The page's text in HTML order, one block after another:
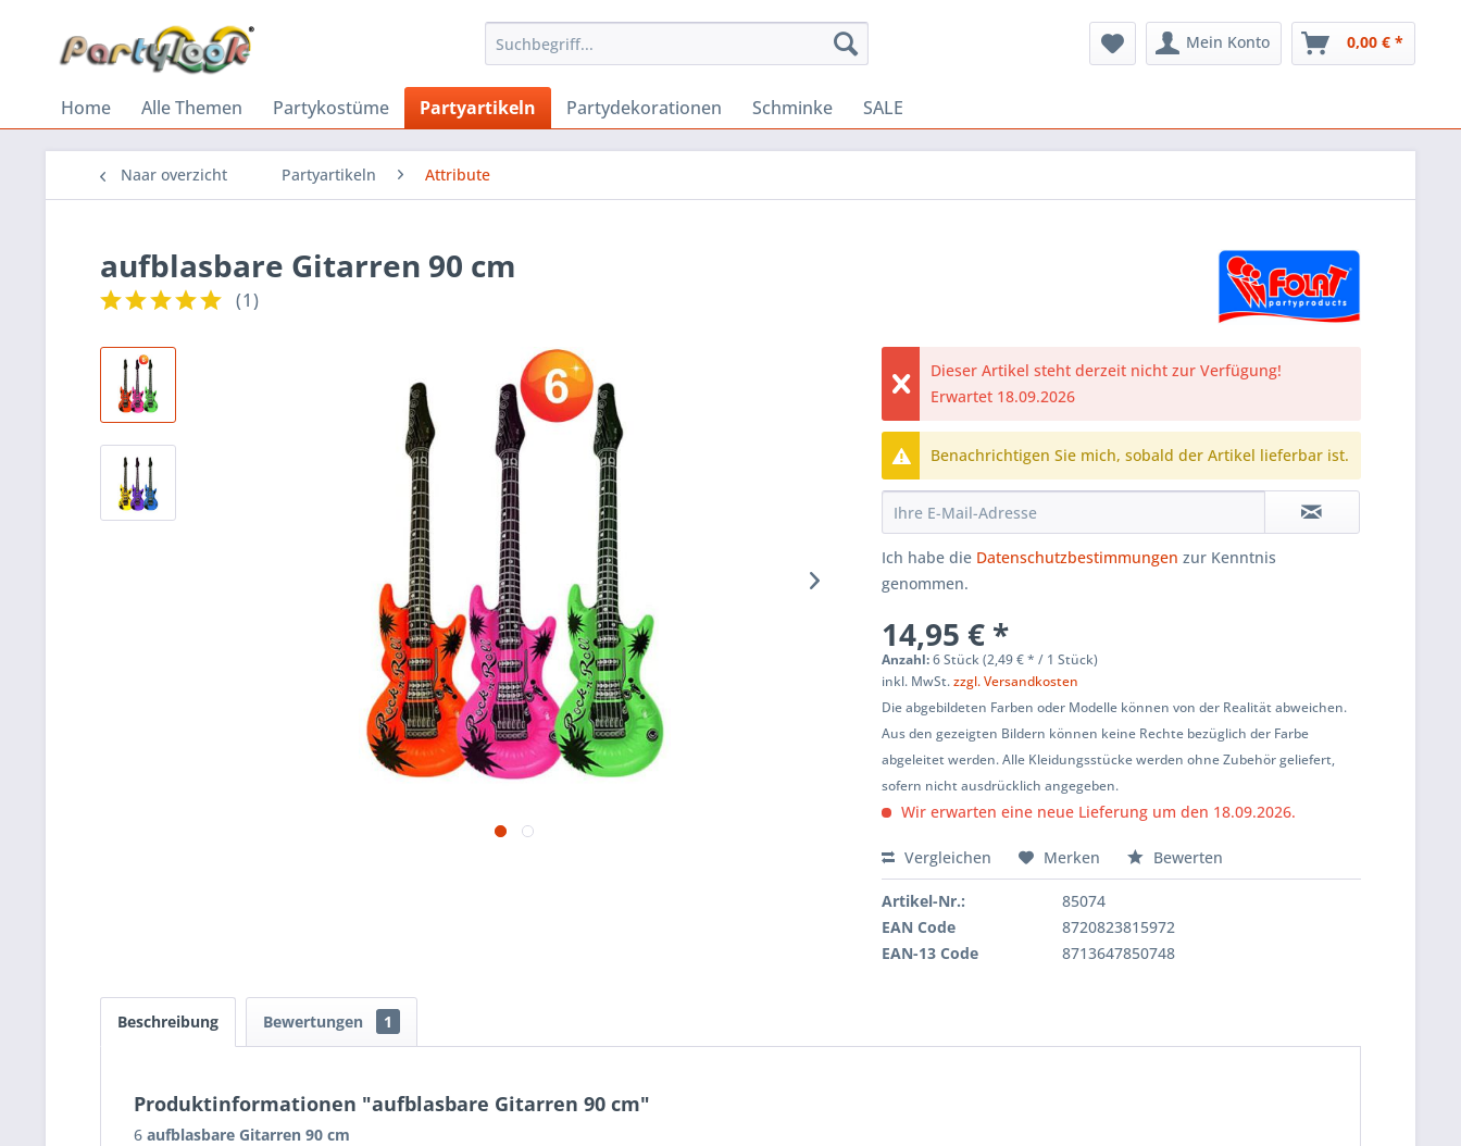
Mein Konto 0,00 € *
Home Alle Themen Partykostüme Partyartikeln Partydekorationen Schminke SALE
Naar overzicht Partyartikeln Attribute
aufblasbare Gitarren 90 cm
(1)
Dieser Artikel steht derzeit nicht zur Verfügung!
Erwartet 18.09.2026
Benachrichtigen Sie mich, sobald der Artikel lieferbar ist.
Ich habe die Datenschutzbestimmungen zur Kenntnis
genommen.
14,95 € *
Anzahl:6 Stück (2,49 € * / 1 Stück)
inkl. MwSt.zzgl. Versandkosten
Die abgebildeten Farben oder Modelle können von der Realität abweichen.
Aus den gezeigten Bildern können keine Rechte bezüglich der Farbe
abgeleitet werden. Alle Kleidungsstücke werden ohne Zubehör geliefert,
sofern nicht ausdrücklich angegeben.
Wir erwarten eine neue Lieferung um den 18.09.2026.
Vergleichen Merken Bewerten
Artikel-Nr.:
85074
EAN Code
8720823815972
EAN-13 Code
8713647850748
Beschreibung Bewertungen 1
Produktinformationen "aufblasbare Gitarren 90 cm"
6 aufblasbare Gitarren 90 cm